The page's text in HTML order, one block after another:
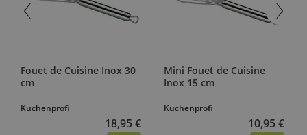
Fouet de Cuisine Inox 30
cm
Kuchenprofi
18,95 €
Mini Fouet de Cuisine
Inox 15 cm
Kuchenprofi
10,95 €